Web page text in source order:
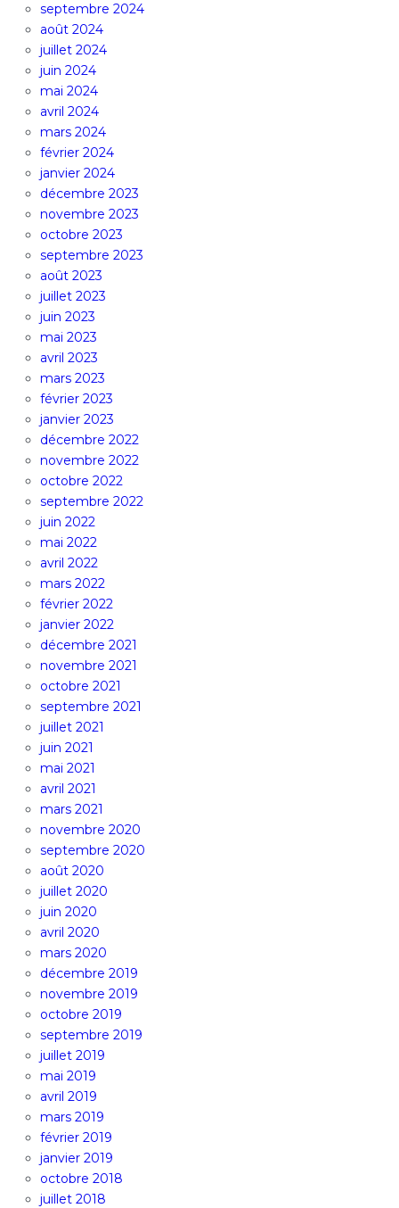
septembre 2024
août 2024
juillet 2024
juin 2024
mai 2024
avril 2024
mars 2024
février 2024
janvier 2024
décembre 2023
novembre 2023
octobre 2023
septembre 2023
août 2023
juillet 2023
juin 2023
mai 2023
avril 2023
mars 2023
février 2023
janvier 2023
décembre 2022
novembre 2022
octobre 2022
septembre 2022
juin 2022
mai 2022
avril 2022
mars 2022
février 2022
janvier 2022
décembre 2021
novembre 2021
octobre 2021
septembre 2021
juillet 2021
juin 2021
mai 2021
avril 2021
mars 2021
novembre 2020
septembre 2020
août 2020
juillet 2020
juin 2020
avril 2020
mars 2020
décembre 2019
novembre 2019
octobre 2019
septembre 2019
juillet 2019
mai 2019
avril 2019
mars 2019
février 2019
janvier 2019
octobre 2018
juillet 2018